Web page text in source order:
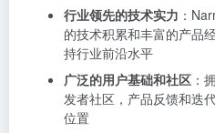
行业领先的技术实力 ：
的技术积累和丰富的产品
持行业前沿水平
广泛的用户基础和社区 ：
发者社区，产品反馈和迭
位置